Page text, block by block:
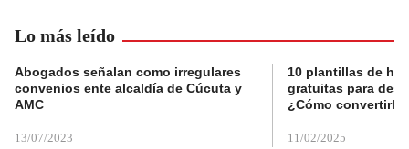
Lo más leído
Abogados señalan como irregulares
convenios ente alcaldía de Cúcuta y
AMC
13/07/2023
10 plantillas de
gratuitas para
¿Cómo convertirla
11/02/2025